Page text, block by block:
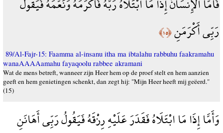
رَبِّي أَكْرَمَنِ﴿١٥﴾
89/Al-Fajr-15: Faamma al-insanu itha ma ibtalahu rabbuhu faakramahu
wanaAAAAamahu fayaqoolu rabbee akramani
Wat de mens betreft, wanneer zijn Heer hem op de proef stelt en hem aanzien
geeft en hem genietingen schenkt, dan zegt hij: "Mijn Heer heeft mij geëerd."
(15)
وَأَمَّا إِذَا مَا ابْتَلَاهُ فَقَدَرَ عَلَيْهِ رِزْقَهُ فَيَقُولُ رَبِّي أَهَانَنِ